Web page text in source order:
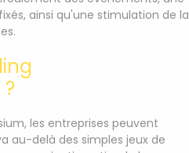
ainsi qu'une stimulation de la
les entreprises peuvent
au-delà des simples jeux de